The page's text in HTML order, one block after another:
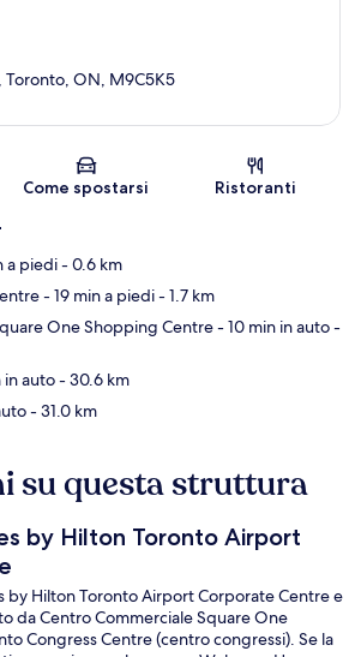
Mappa
Toronto, ON, M9C5K5
Come spostarsi Ristoranti
a piedi- 0.6 km
- 19 min a piedi- 1.7 km
One Shopping Centre- 10 min in auto-
in auto- 30.6 km
- 31.0 km
su questa struttura
by Hilton Toronto Airport
by Hilton Toronto Airport Corporate Centre e
da Centro Commerciale Square One
Congress Centre (centro congressi). Se la